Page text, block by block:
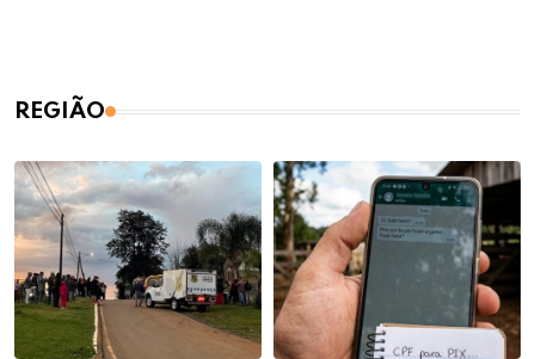
REGIÃO